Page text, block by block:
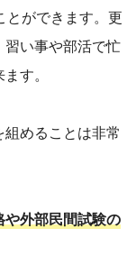
とができます。更
い事や部活で忙
す。
めることは非常
外部民間試験の